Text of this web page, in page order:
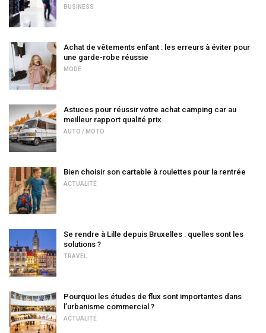
BUSINESS
Achat de vêtements enfant : les erreurs à éviter pour
une garde-robe réussie
MODE
Astuces pour réussir votre achat camping car au
meilleur rapport qualité prix
AUTO / MOTO
Bien choisir son cartable à roulettes pour la rentrée
ACTUALITÉ
Se rendre à Lille depuis Bruxelles : quelles sont les
solutions ?
TRAVEL
Pourquoi les études de flux sont importantes dans
l’urbanisme commercial ?
ACTUALITÉ